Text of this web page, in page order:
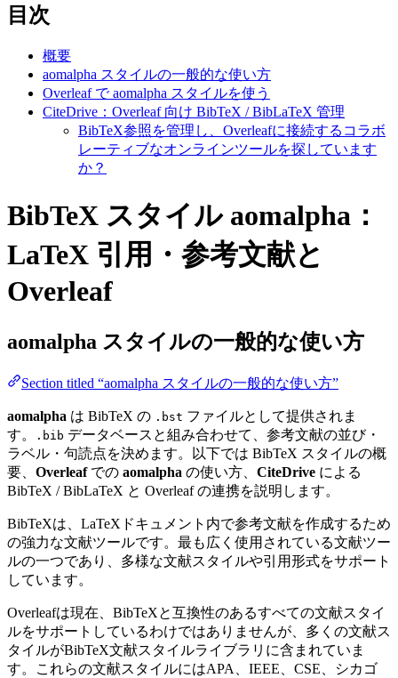
目次
概要
aomalpha スタイルの一般的な使い方
Overleaf で aomalpha スタイルを使う
CiteDrive：Overleaf 向け BibTeX / BibLaTeX 管理
BibTeX参照を管理し、Overleafに接続するコラボ
レーティブなオンラインツールを探しています
か？
BibTeX スタイル aomalpha：
LaTeX 引用・参考文献と
Overleaf
aomalpha スタイルの一般的な使い方
Section titled “aomalpha スタイルの一般的な使い方”
aomalpha は BibTeX の .bst ファイルとして提供されま
す。
.bib データベースと組み合わせて、参考文献の並び・
ラベル・句読点を決めます。以下では BibTeX スタイルの概
要、 Overleafでの aomalpha の使い方、 CiteDrive による
BibTeX / BibLaTeX と Overleaf の連携を説明します。
BibTeXは、LaTeXドキュメント内で参考文献を作成するため
の強力な文献ツールです。最も広く使用されている文献ツー
ルの一つであり、多様な文献スタイルや引用形式をサポート
しています。
Overleafは現在、BibTeXと互換性のあるすべての文献スタイ
ルをサポートしているわけではありませんが、多くの文献ス
タイルがBibTeX文献スタイルライブラリに含まれていま
す。これらの文献スタイルにはAPA、IEEE、CSE、シカゴ